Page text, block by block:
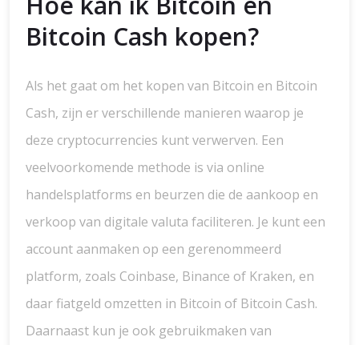
Bitcoin Cash kopen?
Als het gaat om het kopen van Bitcoin en Bitcoin
Cash, zijn er verschillende manieren waarop je
deze cryptocurrencies kunt verwerven. Een
veelvoorkomende methode is via online
handelsplatforms en beurzen die de aankoop en
verkoop van digitale valuta faciliteren. Je kunt een
account aanmaken op een gerenommeerd
platform, zoals Coinbase, Binance of Kraken, en
daar fiatgeld omzetten in Bitcoin of Bitcoin Cash.
Daarnaast kun je ook gebruikmaken van